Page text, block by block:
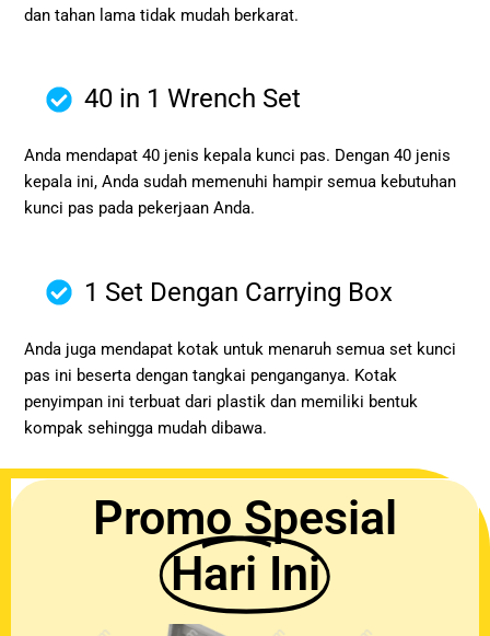
dan tahan lama tidak mudah berkarat.
40 in 1 Wrench Set
Anda mendapat 40 jenis kepala kunci pas. Dengan 40 jenis
kepala ini, Anda sudah memenuhi hampir semua kebutuhan
kunci pas pada pekerjaan Anda.
1 Set Dengan Carrying Box
Anda juga mendapat kotak untuk menaruh semua set kunci
pas ini beserta dengan tangkai penganganya. Kotak
penyimpan ini terbuat dari plastik dan memiliki bentuk
kompak sehingga mudah dibawa.
Promo Spesial
Hari Ini